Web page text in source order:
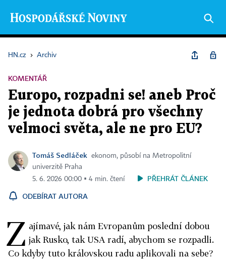
HN.cz › Archiv
KOMENTÁŘ
Europo, rozpadni se! aneb Proč
je jednota dobrá pro všechny
velmoci světa, ale ne pro EU?
Tomáš Sedláček
ekonom, působí na Metropolitní
univerzitě Praha
5. 6. 2026 00:00 ▪ 4 min. čtení
PŘEHRÁT ČLÁNEK
ODEBÍRAT AUTORA
Z ajímavé, jak nám Evropanům poslední dobou
jak Rusko, tak USA radí, abychom se rozpadli.
Co kdyby tuto královskou radu aplikovali na sebe?